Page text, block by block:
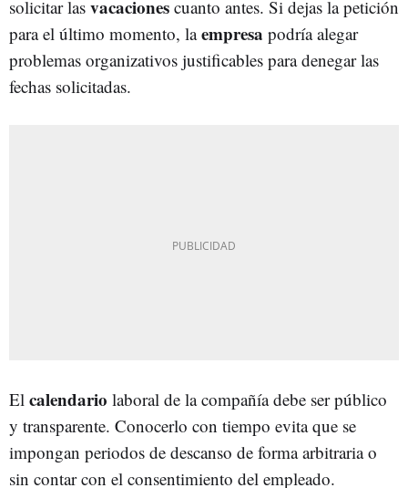
solicitar las vacaciones cuanto antes. Si dejas la petición
para el último momento, laempresa podría alegar
problemas organizativos justificables para denegar las
fechas solicitadas.
El calendario laboral de la compañía debe ser público
y transparente. Conocerlo con tiempo evita que se
impongan periodos de descanso de forma arbitraria o
sin contar con el consentimiento del empleado.